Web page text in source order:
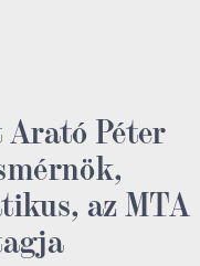
Péter
az MTA